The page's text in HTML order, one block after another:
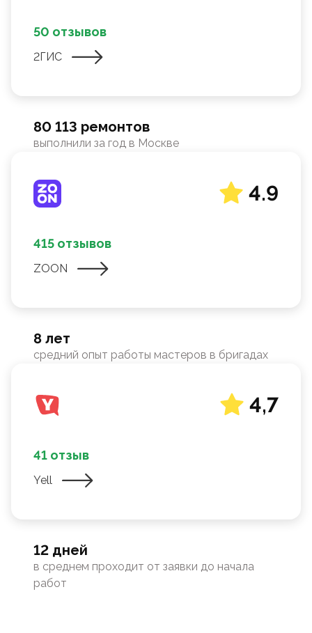
50 отзывов
2ГИС
80 113 ремонтов
выполнили за год в Москве
4.9
415 отзывов
ZOON
8 лет
средний опыт работы мастеров в бригадах
4,7
41 отзыв
Yell
12 дней
в среднем проходит от заявки до начала
работ